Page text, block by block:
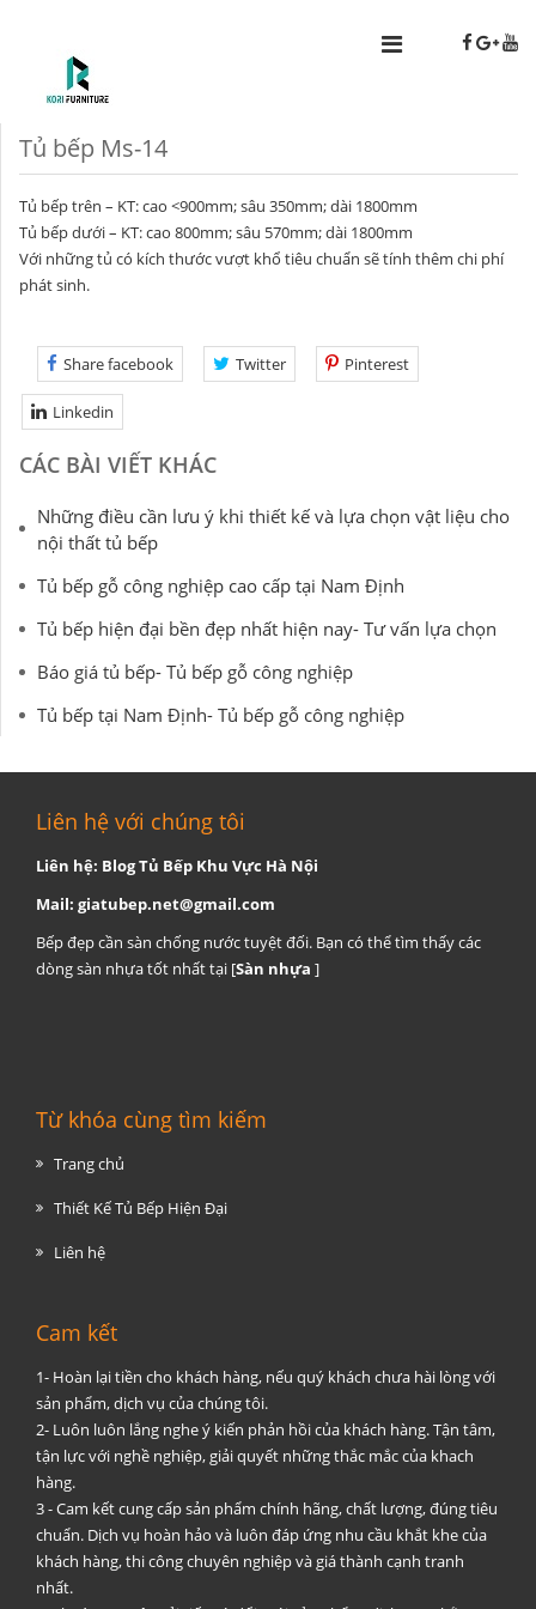
Tủ bếp Ms-14
Tủ bếp trên – KT: cao <900mm; sâu 350mm; dài 1800mm
Tủ bếp dưới – KT: cao 800mm; sâu 570mm; dài 1800mm
Với những tủ có kích thước vượt khổ tiêu chuẩn sẽ tính thêm chi phí
phát sinh.
Share facebook Twitter Pinterest
Linkedin
CÁC BÀI VIẾT KHÁC
Những điều cần lưu ý khi thiết kế và lựa chọn vật liệu cho
nội thất tủ bếp
Tủ bếp gỗ công nghiệp cao cấp tại Nam Định
Tủ bếp hiện đại bền đẹp nhất hiện nay- Tư vấn lựa chọn
Báo giá tủ bếp- Tủ bếp gỗ công nghiệp
Tủ bếp tại Nam Định- Tủ bếp gỗ công nghiệp
Liên hệ với chúng tôi
Liên hệ: Blog Tủ Bếp Khu Vực Hà Nội
Mail: giatubep.net@gmail.com
Bếp đẹp cần sàn chống nước tuyệt đối. Bạn có thể tìm thấy các
dòng sàn nhựa tốt nhất tại [Sàn nhựa ]
Từ khóa cùng tìm kiếm
Trang chủ
Thiết Kế Tủ Bếp Hiện Đại
Liên hệ
Cam kết
1- Hoàn lại tiền cho khách hàng, nếu quý khách chưa hài lòng với
sản phẩm, dịch vụ của chúng tôi.
2- Luôn luôn lắng nghe ý kiến phản hồi của khách hàng. Tận tâm,
tận lực với nghề nghiệp, giải quyết những thắc mắc của khach
hàng.
3 - Cam kết cung cấp sản phẩm chính hãng, chất lượng, đúng tiêu
chuẩn. Dịch vụ hoàn hảo và luôn đáp ứng nhu cầu khắt khe của
khách hàng, thi công chuyên nghiệp và giá thành cạnh tranh
nhất.